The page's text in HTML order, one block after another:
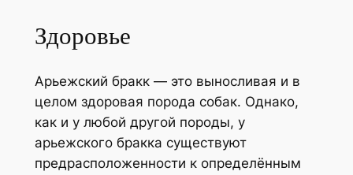
Здоровье
Арьежский бракк — это выносливая и в
целом здоровая порода собак. Однако,
как и у любой другой породы, у
арьежского бракка существуют
предрасположенности к определённым